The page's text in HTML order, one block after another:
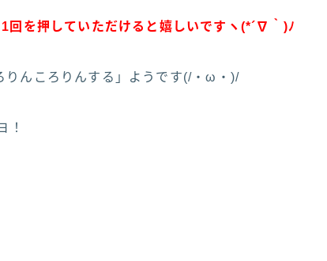
回を押していただけると嬉しいですヽ(*´∇｀)ﾉ
りんころりんする」ようです(/・ω・)/
！